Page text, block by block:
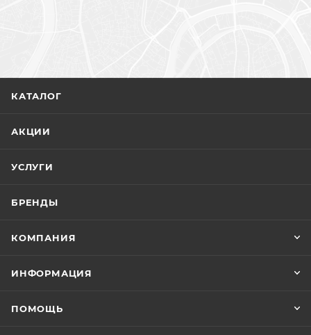
КАТАЛОГ
АКЦИИ
УСЛУГИ
БРЕНДЫ
КОМПАНИЯ
ИНФОРМАЦИЯ
ПОМОЩЬ